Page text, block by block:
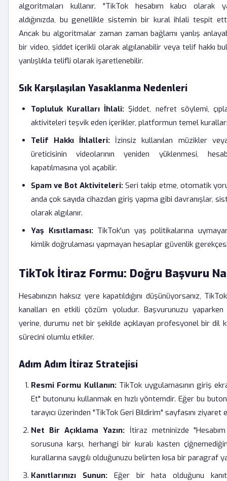
algoritmaları kullanır. "TikTok hesabım kalıcı olarak
aldığınızda, bu genellikle sistemin bir kural ihlali tespit
Ancak bu algoritmalar zaman zaman bağlamı yanlış
bir video, şiddet içerikli olarak algılanabilir veya telif hakkı
yanlışlıkla telifli olarak işaretlenebilir.
Sık Karşılaşılan Yasaklanma Nedenleri
Topluluk Kuralları İhlali: Şiddet, nefret söylemi,
aktiviteleri teşvik eden içerikler, platformun temel
Telif Hakkı İhlalleri: İzinsiz kullanılan müzikler
üreticisinin videolarının yeniden yüklenmesi,
kapatılmasına yol açabilir.
Spam ve Bot Aktiviteleri: Seri takip etme, otomatik
anda çok sayıda cihazdan giriş yapma gibi davranışlar,
olarak algılanır.
Yaş Kısıtlaması:TikTok'un yaş politikalarına
kimlik doğrulaması yapmayan hesaplar güvenlik
TikTok İtiraz Formu: Doğru Başvuru
Hesabınızın haksız yere kapatıldığını düşünüyorsanız,
kanalları en etkili çözüm yoludur. Başvurunuzu
yerine, durumu net bir şekilde açıklayan profesyonel bir dil
sürecini olumlu etkiler.
Adım Adım İtiraz Stratejisi
Resmi Formu Kullanın:TikTok uygulamasının giriş
Et" butonunu kullanmak en hızlı yöntemdir. Eğer bu
tarayıcı üzerinden "TikTok Geri Bildirim" sayfasını ziyaret
Net Bir Açıklama Yazın: İtiraz metninizde "Hesabım
sorusuna karşı, herhangi bir kuralı kasten
kurallarına saygılı olduğunuzu belirten kısa bir paragraf
Kanıtlarınızı Sunun:Eğer bir hata olduğunu